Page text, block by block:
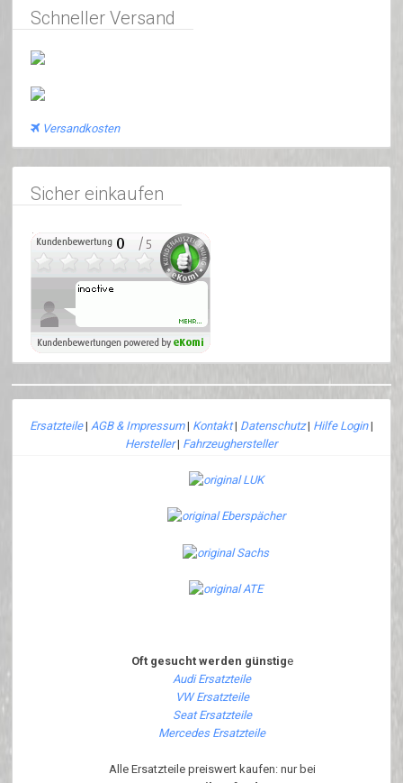
Schneller Versand
Versandkosten
Sicher einkaufen
Ersatzteile| AGB & Impressum| Kontakt| Datenschutz| Hilfe Login|
Hersteller| Fahrzeughersteller
Oft gesucht werden günstige
Audi Ersatzteile
VW Ersatzteile
Seat Ersatzteile
Mercedes Ersatzteile
Alle Ersatzteile preiswert kaufen: nur bei